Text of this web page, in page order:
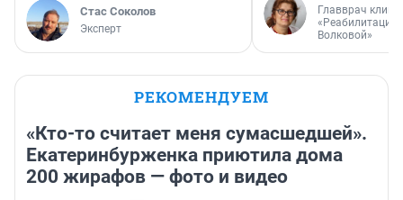
Стас Соколов
Эксперт
Главврач
«Реабилитация
Волковой»
РЕКОМЕНДУЕМ
«Кто-то считает меня сумасшедшей».
Екатеринбурженка приютила дома
200 жирафов — фото и видео